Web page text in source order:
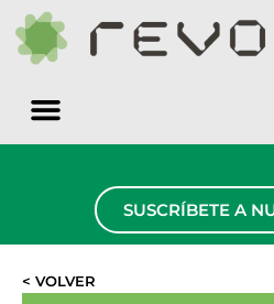
SUSCRÍBETE A
< VOLVER